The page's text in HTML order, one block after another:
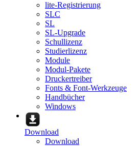
lite-Registrierung
SLC
SL
SL-Upgrade
Schullizenz
Studierlizenz
Module
Modul-Pakete
Druckertreiber
Fonts & Font-Werkzeuge
Handbücher
Windows
Download
Download